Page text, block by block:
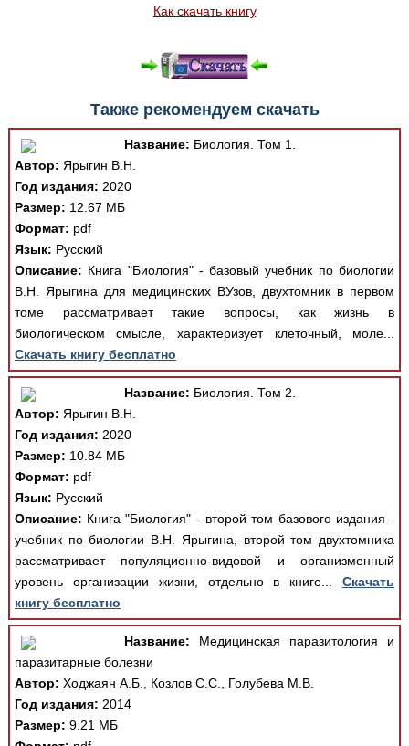
Как скачать книгу
Также рекомендуем скачать
Название: Биология. Том 1.
Автор: Ярыгин В.Н.
Год издания: 2020
Размер: 12.67 МБ
Формат: pdf
Язык: Русский
Описание: Книга "Биология" - базовый учебник по биологии
В.Н. Ярыгина для медицинских ВУзов, двухтомник в первом
томе рассматривает такие вопросы, как жизнь в
биологическом смысле, характеризует клеточный, моле...
Скачать книгу бесплатно
Название: Биология. Том 2.
Автор: Ярыгин В.Н.
Год издания: 2020
Размер: 10.84 МБ
Формат: pdf
Язык: Русский
Описание: Книга "Биология" - второй том базового издания -
учебник по биологии В.Н. Ярыгина, второй том двухтомника
рассматривает популяционно-видовой и организменный
уровень организации жизни, отдельно в книге...Скачать
книгу бесплатно
Название: Медицинская паразитология и
паразитарные болезни
Автор: Ходжаян А.Б., Козлов С.С., Голубева М.В.
Год издания: 2014
Размер: 9.21 МБ